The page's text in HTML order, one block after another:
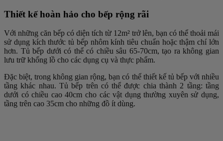
Thiết kế hoàn hảo cho bếp rộng rãi
Với những căn bếp có diện tích từ 12m² trở lên, bạn có thể thoải mái
sử dụng kích thước tủ bếp nhôm kính tiêu chuẩn hoặc thậm chí lớn
hơn. Tủ bếp dưới có thể có chiều sâu 65-70cm, tạo ra không gian
lưu trữ khổng lồ cho các dụng cụ và thực phẩm.
Đặc biệt, trong không gian rộng, bạn có thể thiết kế tủ bếp với nhiều
tầng khác nhau. Tủ bếp trên có thể được chia thành 2 tầng: tầng
dưới có chiều cao 40cm cho các vật dụng thường xuyên sử dụng,
tầng trên cao 35cm cho những đồ ít dùng.